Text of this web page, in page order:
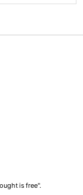
is free".